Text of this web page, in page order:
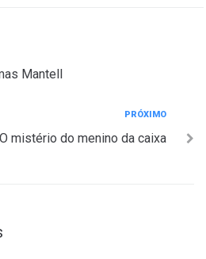
Mantell
PRÓXIMO
O mistério do menino da caixa